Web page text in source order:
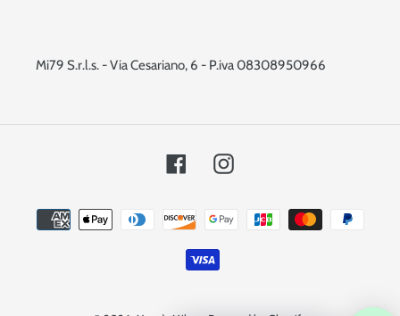
Mi79 S.r.l.s. - Via Cesariano, 6 - P.iva 08308950966
FacebookInstagram
Metodi
di
pagamento